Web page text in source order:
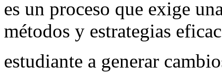
es un proceso que exige
métodos y estrategias
estudiante a generar